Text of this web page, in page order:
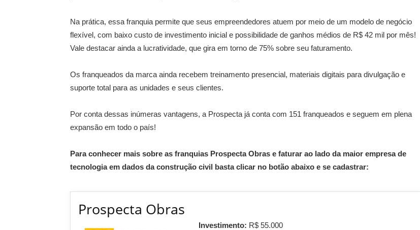
Na prática, essa franquia permite que seus empreendedores atuem por meio de um modelo de negócio
flexível, com baixo custo de investimento inicial e possibilidade de ganhos médios de R$ 42 mil por mês!
Vale destacar ainda a lucratividade, que gira em torno de 75% sobre seu faturamento.
Os franqueados da marca ainda recebem treinamento presencial, materiais digitais para divulgação e
suporte total para as unidades e seus clientes.
Por conta dessas inúmeras vantagens, a Prospecta já conta com 151 franqueados e seguem em plena
expansão em todo o país!
Para conhecer mais sobre as franquias Prospecta Obras e faturar ao lado da maior empresa de
tecnologia em dados da construção civil basta clicar no botão abaixo e se cadastrar:
Prospecta Obras
Investimento: R$ 55.000